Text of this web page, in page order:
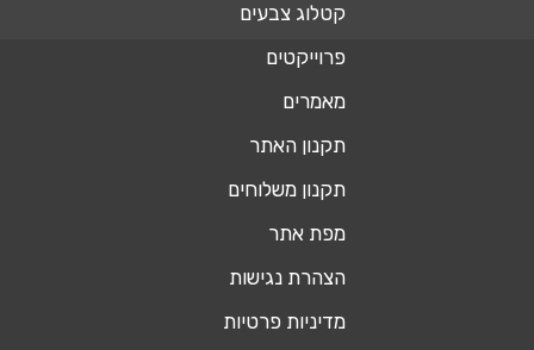
קטלוג צבעים
פרוייקטים
מאמרים
תקנון האתר
תקנון משלוחים
מפת אתר
הצהרת נגישות
מדיניות פרטיות